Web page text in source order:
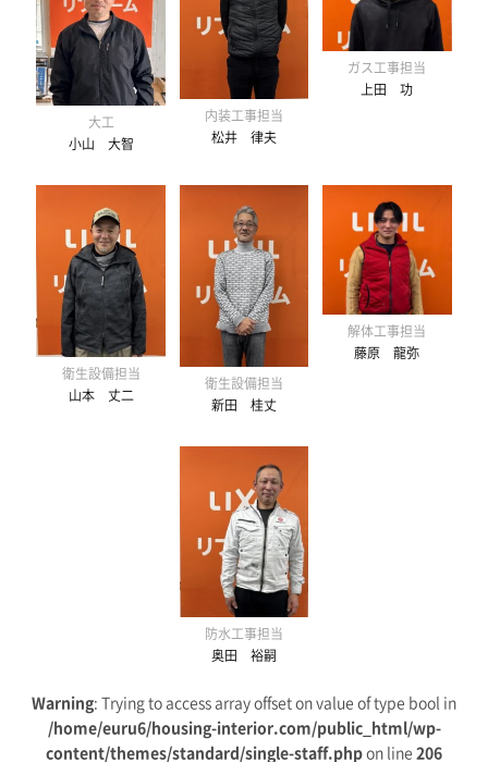
大工
小山 大智
内装工事担当
松井 律夫
ガス工事担当
上田 功
衛生設備担当
山本 丈二
衛生設備担当
新田 桂丈
解体工事担当
藤原 龍弥
防水工事担当
奥田 裕嗣
Warning: Trying to access array offset on value of type bool in
/home/euru6/housing-interior.com/public_html/wp-
content/themes/standard/single-staff.php on line 206